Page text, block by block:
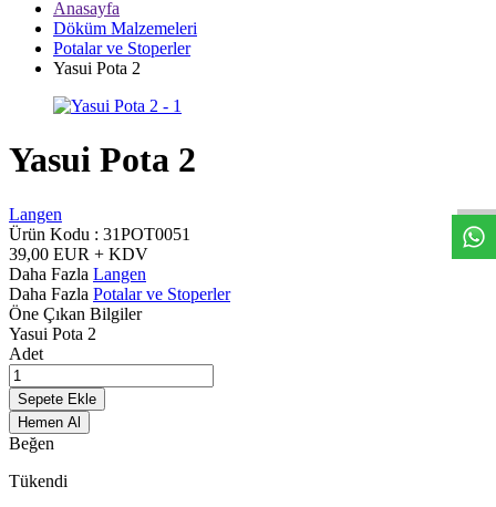
Anasayfa
Döküm Malzemeleri
Potalar ve Stoperler
Yasui Pota 2
Yasui Pota 2
Langen
Ürün Kodu : 31POT0051
39,00 EUR + KDV
Daha Fazla Langen
Daha Fazla Potalar ve Stoperler
Öne Çıkan Bilgiler
Yasui Pota 2
Adet
Sepete Ekle
Hemen Al
Beğen
Tükendi